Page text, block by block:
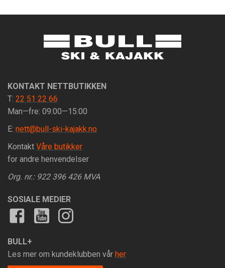
KONTAKT NETTBUTIKKEN
T: 22 51 22 66
Man—fre: 09:00—15:00
E: nett@bull-ski-kajakk.no
Kontakt Våre butikker
for andre henvendelser
Org. nr.: 922 396 426 MVA
SOSIALE MEDIER
BULL+
Les mer om kundeklubben vår her